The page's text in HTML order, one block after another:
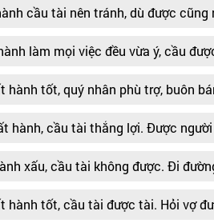
cầu tài nên tránh, dù được
làm mọi việc đều vừa ý, cầu
hành tốt, quý nhân phù trợ, buôn
hành, cầu tài thắng lợi. Được
xấu, cầu tài không được. Đi
hành tốt, cầu tài được tài. Hỏi vợ